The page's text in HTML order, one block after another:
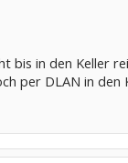
bis in den Keller
per DLAN in den